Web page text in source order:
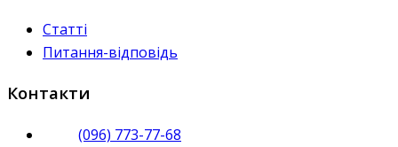
Статті
Питання-відповідь
Контакти
(096) 773-77-68